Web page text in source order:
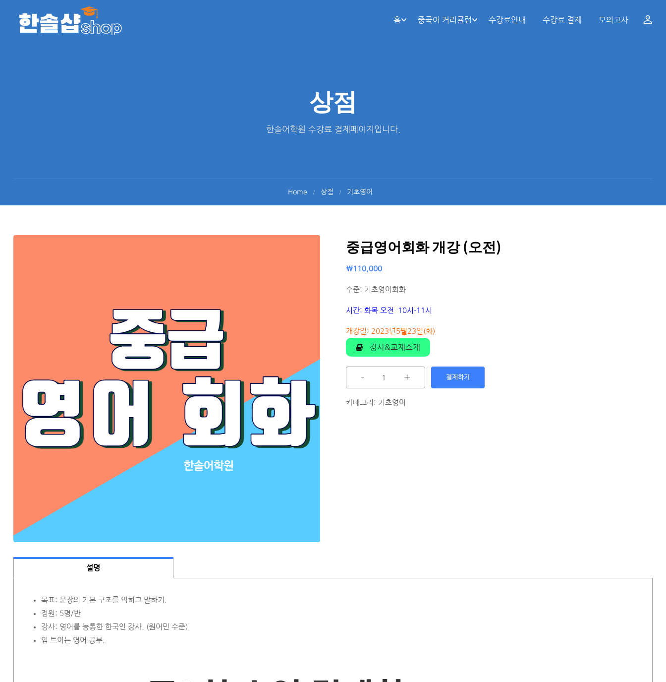
홈 중국어 커리큘럼 수강료안내 수강료 결제 모의고사
상점
한솔어학원 수강료 결제페이지입니다.
Home 상점 기초영어
중급영어회화 개강 (오전)
₩110,000
수준: 기초영어회화
시간: 화목 오전 10시-11시
개강일: 2023년5월23일(화)
강사&교재소개
- + 결제하기
카테고리: 기초영어
설명
목표: 문장의 기본 구조를 익히고 말하기.
정원: 5명/반
강사: 영어를 능통한 한국인 강사. (원어민 수준)
입 트이는 영어 공부.